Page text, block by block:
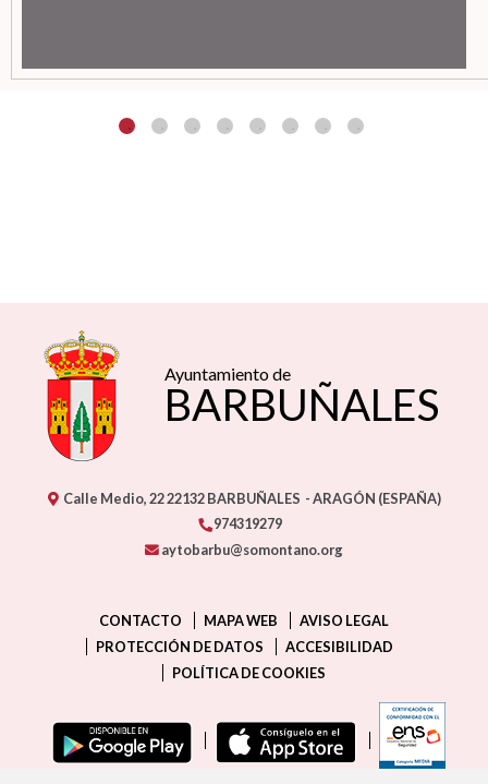
Ayuntamiento de
BARBUÑALES
Calle Medio, 2222132 BARBUÑALES - ARAGÓN (ESPAÑA)
974319279
aytobarbu@somontano.org
CONTACTO MAPA WEB
AVISO LEGAL
PROTECCIÓN DE DATOS
ACCESIBILIDAD
POLÍTICA DE COOKIES